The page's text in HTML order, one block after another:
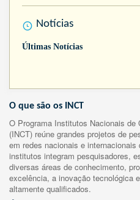
Notícias
Últimas Notícias
O que são os INCT
O Programa Institutos Nacionais de
(INCT) reúne grandes projetos de
em redes nacionais e
institutos integram pesquisadores,
diversas áreas de conhecimento,
excelência, a inovação tecnológica
altamente qualificados.